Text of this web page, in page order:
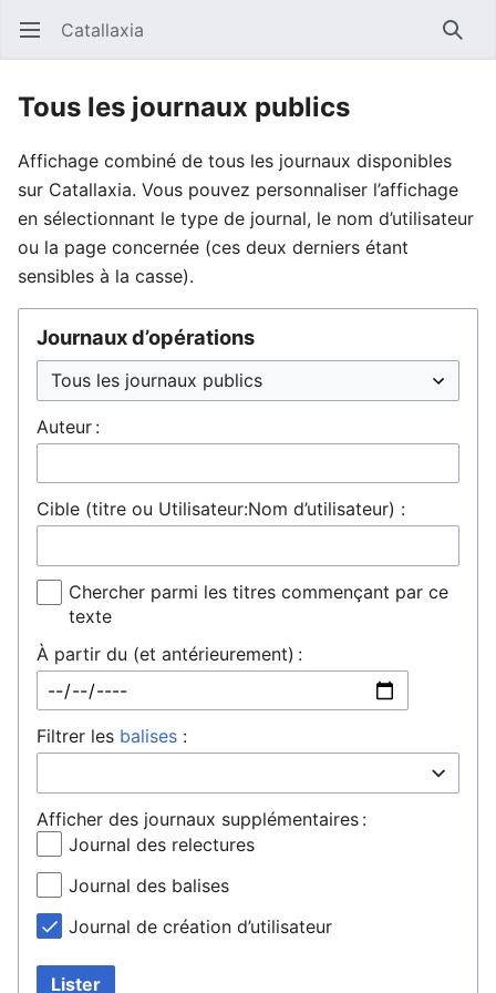
Ouvrir le menu principal Catallaxia
Tous les journaux publics
Affichage combiné de tous les journaux disponibles
sur Catallaxia. Vous pouvez personnaliser l’affichage
en sélectionnant le type de journal, le nom d’utilisateur
ou la page concernée (ces deux derniers étant
sensibles à la casse).
Journaux d’opérations
Auteur :
Cible (titre ou Utilisateur:Nom d’utilisateur) :
Chercher parmi les titres commençant par ce
texte
À partir du (et antérieurement) :
Filtrer les balises :
Afficher des journaux supplémentaires :
Journal des relectures
Journal des balises
Journal de création d’utilisateur
Lister